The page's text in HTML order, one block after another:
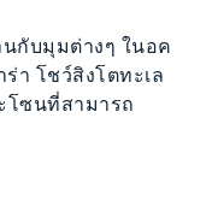
กับมุมต่างๆ ในอค
า โชว์สิงโตทะเล
โซนที่สามารถ